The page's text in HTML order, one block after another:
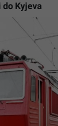
Kyjeva